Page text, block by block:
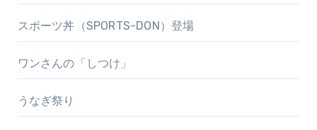
スポーツ丼（SPORTS-DON）登場
ワンさんの「しつけ」
うなぎ祭り